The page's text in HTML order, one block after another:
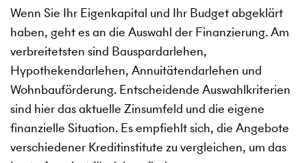
Wenn Sie Ihr Eigenkapital und Ihr Budget abgeklärt
haben, geht es an die Auswahl der Finanzierung. Am
verbreitetsten sind Bauspardarlehen,
Hypothekendarlehen, Annuitätendarlehen und
Wohnbauförderung. Entscheidende Auswahlkriterien
sind hier das aktuelle Zinsumfeld und die eigene
finanzielle Situation. Es empfiehlt sich, die Angebote
verschiedener Kreditinstitute zu vergleichen, um das